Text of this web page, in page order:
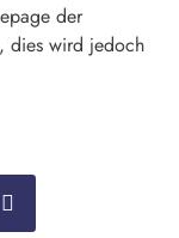
der
dies wird jedoch